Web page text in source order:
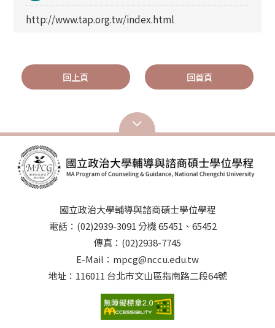
http://www.tap.org.tw/index.html
回上頁 回首頁
國立政治大學輔導與諮商碩士學位學程
電話：(02)2939-3091 分機 65451、65452
傳真：(02)2938-7745
E-Mail：mpcg@nccu.edu.tw
地址：116011 台北市文山區指南路二段64號